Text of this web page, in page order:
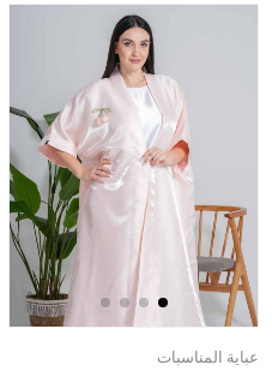
عباية المناسبات